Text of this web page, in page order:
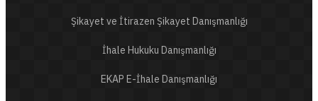
Şikayet ve İtirazen Şikayet Danışmanlığı
İhale Hukuku Danışmanlığı
EKAP E-İhale Danışmanlığı